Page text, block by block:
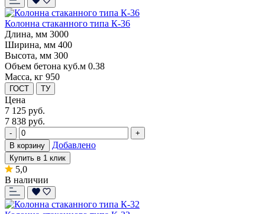
Колонна стаканного типа К-36
Длина, мм 3000
Ширина, мм 400
Высота, мм 300
Объем бетона куб.м 0.38
Масса, кг 950
ГОСТ ТУ
Цена
7 125 руб.
7 838 руб.
-
+
В корзину
Добавлено
Купить в 1 клик
5,0
В наличии